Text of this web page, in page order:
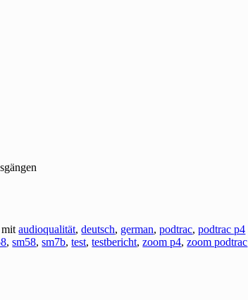
mit audioqualität,deutsch, german,podtrac,podtrac p4
,sm58,sm7b,test,testbericht,zoom p4,zoom podtrac